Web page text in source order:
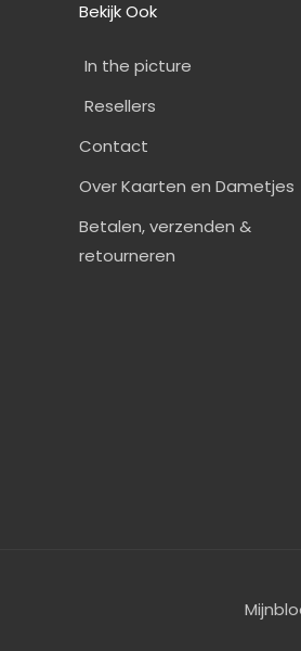
Bekijk Ook
In the picture
Resellers
Contact
Over Kaarten en Dametjes
Betalen, verzenden &
retourneren